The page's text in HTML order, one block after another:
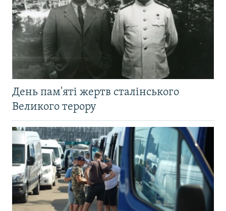
День пам'яті жертв сталінського
Великого терору